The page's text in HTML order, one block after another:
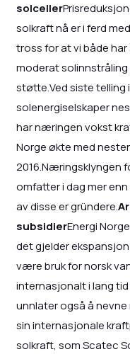
solceller
solkraft nå er i ferd
tross for at vi både
moderat
støtte.Ved siste telling
solenergiselskaper
har næringen vokst
Norge økte med
2016.Næringsklyngen
omfatter i dag mer
av disse er gründere.
subsidierEnergi
det gjelder
være bruk for norsk
internasjonalt i lang
unnlater også å
sin internasjonale
solkraft, som Scatec